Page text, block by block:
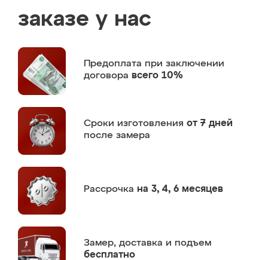
заказе у нас
Предоплата при заключении
договора всего 10%
Сроки изготовления от 7 дней
после замера
Рассрочка на 3, 4, 6 месяцев
Замер, доставка и подъем
бесплатно